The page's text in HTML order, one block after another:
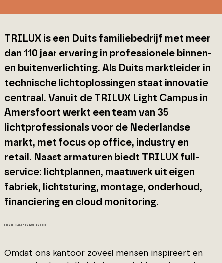
TRILUX is een Duits familiebedrijf met meer
dan 110 jaar ervaring in professionele binnen-
en buitenverlichting. Als Duits marktleider in
technische lichtoplossingen staat innovatie
centraal. Vanuit de TRILUX Light Campus in
Amersfoort werkt een team van 35
lichtprofessionals voor de Nederlandse
markt, met focus op office, industry en
retail. Naast armaturen biedt TRILUX full-
service: lichtplannen, maatwerk uit eigen
fabriek, lichtsturing, montage, onderhoud,
financiering en cloud monitoring.
LIGHT CAMPUS AMERSFOORT
Omdat ons kantoor zoveel mensen inspireert en